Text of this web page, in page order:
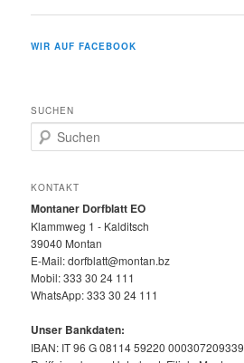
WIR AUF FACEBOOK
SUCHEN
u
h
n
KONTAKT
Montaner Dorfblatt EO
Klammweg 1 - Kalditsch
39040 Montan
E-Mail: dorfblatt@montan.bz
Mobil: 333 30 24 111
WhatsApp: 333 30 24 111
Unser Bankdaten:
IBAN: IT 96 G 08114 59220 000307209339